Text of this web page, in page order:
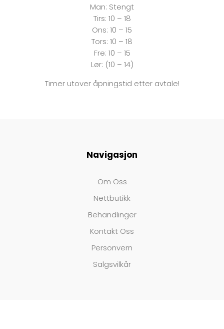
Man: Stengt
Tirs: 10 – 18
Ons: 10 – 15
Tors: 10 – 18
Fre: 10 – 15
Lør: (10 – 14)
Timer utover åpningstid etter avtale!
Navigasjon
Om Oss
Nettbutikk
Behandlinger
Kontakt Oss
Personvern
Salgsvilkår